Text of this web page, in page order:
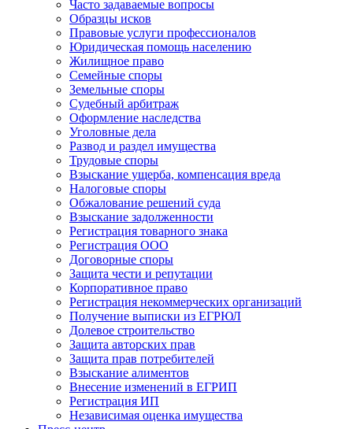
Часто задаваемые вопросы
Образцы исков
Правовые услуги профессионалов
Юридическая помощь населению
Жилищное право
Семейные споры
Земельные споры
Судебный арбитраж
Оформление наследства
Уголовные дела
Развод и раздел имущества
Трудовые споры
Взыскание ущерба, компенсация вреда
Налоговые споры
Обжалование решений суда
Взыскание задолженности
Регистрация товарного знака
Регистрация ООО
Договорные споры
Защита чести и репутации
Корпоративное право
Регистрация некоммерческих организаций
Получение выписки из ЕГРЮЛ
Долевое строительство
Защита авторских прав
Защита прав потребителей
Взыскание алиментов
Внесение изменений в ЕГРИП
Регистрация ИП
Независимая оценка имущества